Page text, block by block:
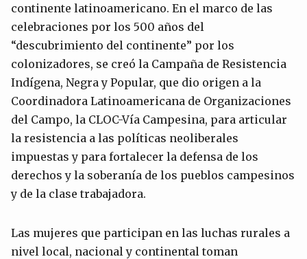
continente latinoamericano. En el marco de las
celebraciones por los 500 años del
“descubrimiento del continente” por los
colonizadores, se creó la Campaña de Resistencia
Indígena, Negra y Popular, que dio origen a la
Coordinadora Latinoamericana de Organizaciones
del Campo, la CLOC-Vía Campesina, para articular
la resistencia a las políticas neoliberales
impuestas y para fortalecer la defensa de los
derechos y la soberanía de los pueblos campesinos
y de la clase trabajadora.
Las mujeres que participan en las luchas rurales a
nivel local, nacional y continental toman